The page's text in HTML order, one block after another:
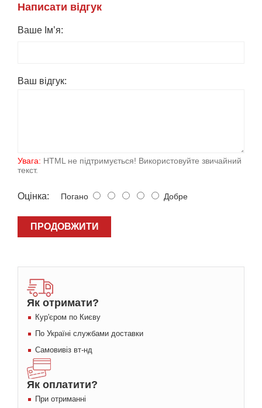
Написати вiдгук
Ваше Ім’я:
Ваш вiдгук:
Увага: HTML не підтримується! Використовуйте звичайний
текст.
Оцiнка: Погано Добре
ПРОДОВЖИТИ
Як отримати?
Кур'єром по Києву
По Україні службами доставки
Самовивіз вт-нд
Як оплатити?
При отриманні